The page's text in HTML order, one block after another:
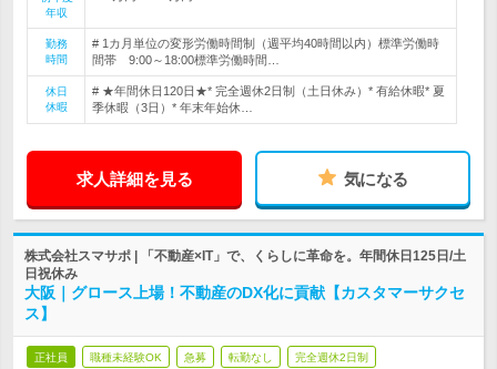
年収
勤務
時間
# 1カ月単位の変形労働時間制（週平均40時間以内）標準労働時
間帯 9:00～18:00標準労働時間…
休日
休暇
# ★年間休日120日★* 完全週休2日制（土日休み）* 有給休暇* 夏
季休暇（3日）* 年末年始休…
求人詳細を見る 気になる
株式会社スマサポ | 「不動産×IT」で、くらしに革命を。年間休日125日/土
日祝休み
大阪｜グロース上場！不動産のDX化に貢献【カスタマーサクセ
ス】
正社員 職種未経験OK 急募 転勤なし 完全週休2日制